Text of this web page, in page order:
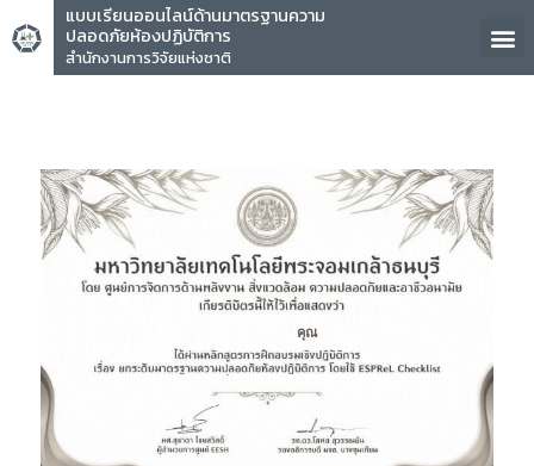
แบบเรียนออนไลน์ด้านมาตรฐานความ
ปลอดภัยห้องปฏิบัติการ
สำนักงานการวิจัยแห่งชาติ
คุณ